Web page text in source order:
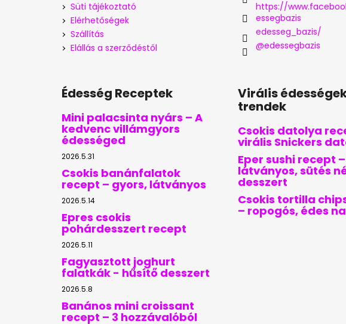
Süti tájékoztató
Elérhetőségek
Szállítás
Elállás a szerződéstől
https://
essegbazis
edesseg_bazis/
@edessegbazis
Édesség Receptek
Mini palacsinta nyárs – A
kedvenc villámgyors
édességed
2026.5.31
Csokis banánfalatok
recept – gyors, látványos
2026.5.14
Epres csokis
pohárdesszert recept
2026.5.11
Fagyasztott joghurt
falatkák - hűsítő desszert
2026.5.8
Banános mini croissant
recept – 3 hozzávalóból
Virális
trendek
Csokis datolya
virális Snickers
Eper sushi recept
látványos, sütés
desszert
Csokis tortilla
– ropogós, édes